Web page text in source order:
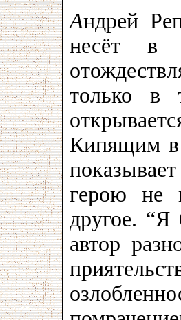
Андрей
несёт в
только в
Кипящим в
герою не
другое.
автор